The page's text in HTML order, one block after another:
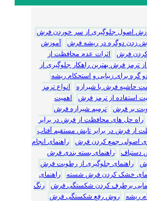
اصول جلوگیری از سر خوردن فرش
زدن دوگره در ریشه فرش
آموزش
کردن فرش
اثرات عدم محافظت از
از ترمز فرش بهترین راهکار جلوگیری از
دو گره برای زیبایی و استحکام ریشه
حاشیه فرش با شیرازه
انواع ترمز
استفاده از ترمز فرش
اهمیت
بر فرش
ترمیم شیرازه فرش
راه حل های محافظت از فرش در برابر
از فرش در برابر تابش مستقیم آفتاب
اصولی جمع کردن فرش
راهنمای انجام
دستباف
راهنمای بسته بندی فرش
راهنمای جلوگیری از رطوبت فرش
خشک کردن فرش شسته
راهنمای
برطرف کردن شکستگی فرش
رنگ
ریشه
روش رفع شکستگی فرش